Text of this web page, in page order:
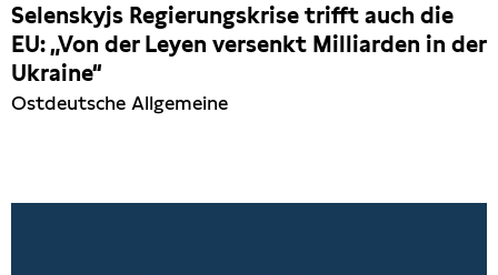
Selenskyjs Regierungskrise trifft auch die
EU: „Von der Leyen versenkt Milliarden in der
Ukraine“
Ostdeutsche Allgemeine